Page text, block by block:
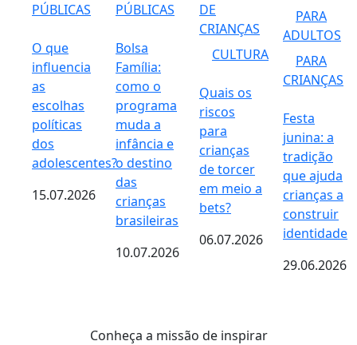
PÚBLICAS
O que
influencia
as
escolhas
políticas
dos
adolescentes?
15.07.2026
PÚBLICAS
Bolsa
Família:
como o
programa
muda a
infância e
o destino
das
crianças
brasileiras
10.07.2026
DE
CRIANÇAS
CULTURA
Quais os
riscos
para
crianças
de torcer
em meio a
bets?
06.07.2026
PARA
ADULTOS
PARA
CRIANÇAS
Festa
junina: a
tradição
que ajuda
crianças a
construir
identidade
29.06.2026
Conheça a missão de inspirar